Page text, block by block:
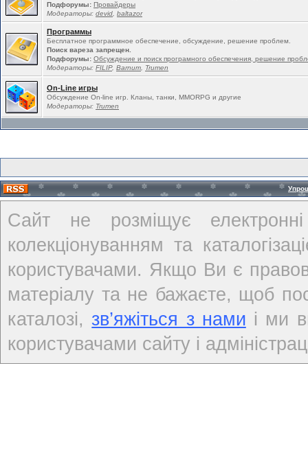
Подфорумы: Провайдеры
Модераторы: devid baltazor
Программы
Бесплатное программное обеспечение, обсуждение, решение проблем.
Поиск вареза запрещен.
Подфорумы: Обсуждение и поиск програмного обеспечения, решение
Модераторы: FILIP, Barnum Trumen
On-Line игры
Обсуждение On-line игр. Кланы, танки, MMORPG и другие
Модераторы: Trumen
Сайт не розміщує
колекціонуванням та
користувачами. Якщо Ви є
матеріалу та не бажаєте, щоб
каталозі,зв’яжіться з нами і ми
користувачами сайту і